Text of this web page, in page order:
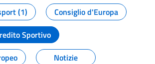
(1)
Consiglio d'Europa
Sportivo
Notizie